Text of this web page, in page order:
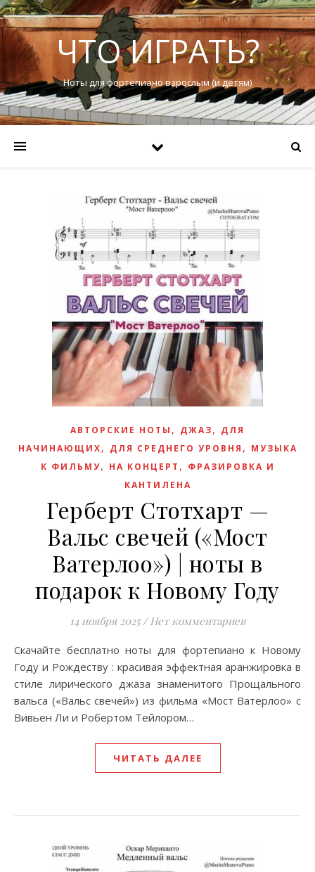
ЧТО ИГРАТЬ?
Ноты для фортепиано взрослым (и детям)
АВТОРСКИЕ НОТЫ , ДЖАЗ, ДЛЯ
НАЧИНАЮЩИХ, ДЛЯ СРЕДНЕГО УРОВНЯ , МУЗЫКА
К ФИЛЬМУ, НА КОНЦЕРТ , ФРАЗИРОВКА И
КАНТИЛЕНА
Герберт Стотхарт —
Вальс свечей («Мост
Ватерлоо») | ноты в
подарок к Новому Году
14 ноября 2025 / Нет комментариев
Скачайте бесплатно ноты для фортепиано к Новому
Году и Рождеству : красивая эффектная аранжировка в
стиле лирического джаза знаменитого Прощального
вальса («Вальс свечей») из фильма «Мост Ватерлоо» с
Вивьен Ли и Робертом Тейлором…
ЧИТАТЬ ДАЛЕЕ